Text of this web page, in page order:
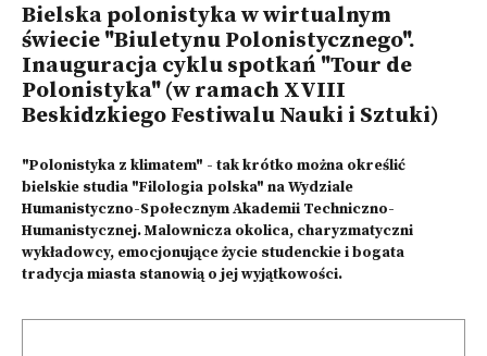
Bielska polonistyka w wirtualnym
świecie "Biuletynu Polonistycznego".
Inauguracja cyklu spotkań "Tour de
Polonistyka" (w ramach XVIII
Beskidzkiego Festiwalu Nauki i Sztuki)
"Polonistyka z klimatem" - tak krótko można określić
bielskie studia "Filologia polska" na Wydziale
Humanistyczno-Społecznym Akademii Techniczno-
Humanistycznej. Malownicza okolica, charyzmatyczni
wykładowcy, emocjonujące życie studenckie i bogata
tradycja miasta stanowią o jej wyjątkowości.